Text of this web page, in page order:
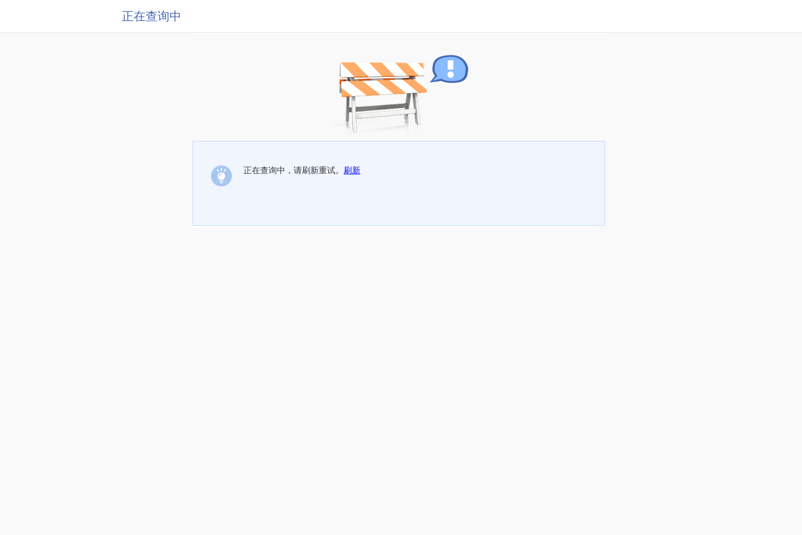
正在查询中
正在查询中，请刷新重试。 刷新